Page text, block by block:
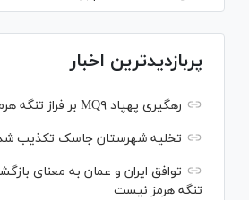
پربازدیدترین اخبار
رهگیری پهپاد MQ۹ بر فراز تنگه هرمز
تخلیه شهرستان جاسک تکذیب
توافق ایران و عمان به معنای
تنگه هرمز نیست